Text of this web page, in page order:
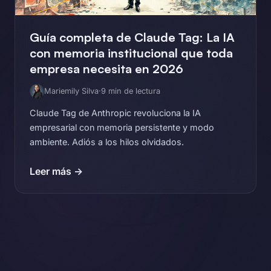
Guía completa de Claude Tag: La IA
con memoria institucional que toda
empresa necesita en 2026
Mariemily Silva·9 min de lectura
Claude Tag de Anthropic revoluciona la IA
empresarial con memoria persistente y modo
ambiente. Adiós a los hilos olvidados.
Leer más →